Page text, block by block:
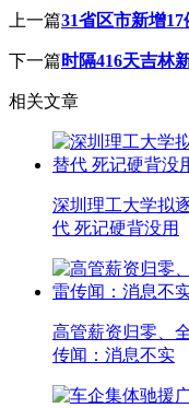
上一篇31省区市新增17
下一篇 时隔416天吉林
相关文章
深圳理工大学拟
代 死记硬背没用
高管薪资归零、
传闻：消息不实